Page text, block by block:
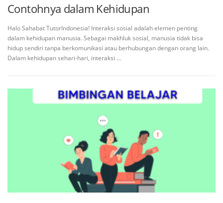
Contohnya dalam Kehidupan
Halo Sahabat TutorIndonesia! Interaksi sosial adalah elemen penting
dalam kehidupan manusia. Sebagai makhluk sosial, manusia tidak bisa
hidup sendiri tanpa berkomunikasi atau berhubungan dengan orang lain.
Dalam kehidupan sehari-hari, interaksi …